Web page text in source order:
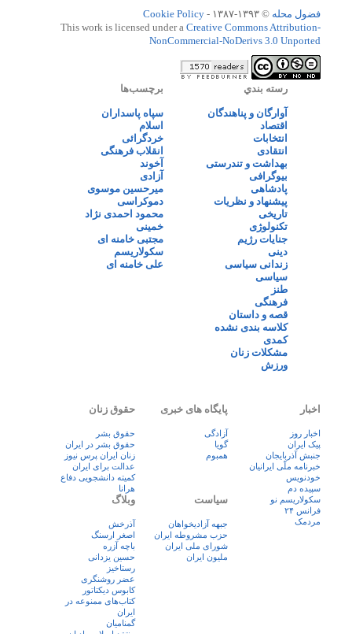
فضول محله © ۱۳۹۳-۱۳۸۷ -
Cookie Policy
This work is licensed under a Creative Commons Attribution-
NonCommercial-NoDerivs 3.0 Unported
رسته بندي
آوارگان و پناهندگان
اقتصاد
انتخابات
انتقادی
بهداشت و تندرستی
بیوگرافی
پادشاهی
پیشنهاد و نظریات
تاریخی
تکنولوژی
جنایات رژیم
دینی
زندانی سیاسی
سیاسی
طنز
فرهنگی
قصه و داستان
کلاسه بندی نشده
کمدی
مشکلات زنان
ورزش
برچسب‌ها
سپاه پاسداران
اسلام
خردگرائی
انقلاب فرهنگی
آخوند
آزادی
میرحسین موسوی
دموکراسی
محمود احمدی نژاد
خمینی
مجتبی خامنه ای
سکولاریسم
علی خامنه ای
اخبار
اخبار روز
پيک ايران
جنبش آذربایجان
خبرنامه ملّی ایرانیان
خودنویس
سپیده دم
سکولاریسم نو
فرانس ۲۴
مردمک
پایگاه های خبری
آزادگی
گویا
همبوم
حقوق زنان
حقوق بشر
حقوق بشر در ایران
زنان ايران پرس نيوز
عدالت برای ایران
کمیته دانشجویی دفاع
هرانا
سیاست
جبهه آزادیخواهان
حزب مشروطه ایران
شورای ملی ایران
ملیون ایران
وبلاگ
آذرخش
اصغر ارسنگ
باچه آزره
حسین یزدانی
رستاخیز
عضر روشنگری
کابوس دیکتاتور
کتاب‌های ممنوعه در
ایران
گمنامیان